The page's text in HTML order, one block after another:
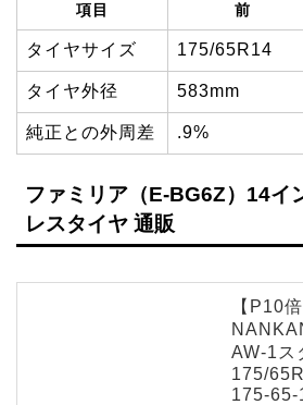
項目 前
タイヤサイズ 175/65R14
タイヤ外径 583mm
純正との外周差 .9%
ファミリア（E-BG6Z）14イ
レスタイヤ 通販
【P10
AW-1ス
175/
175-65-